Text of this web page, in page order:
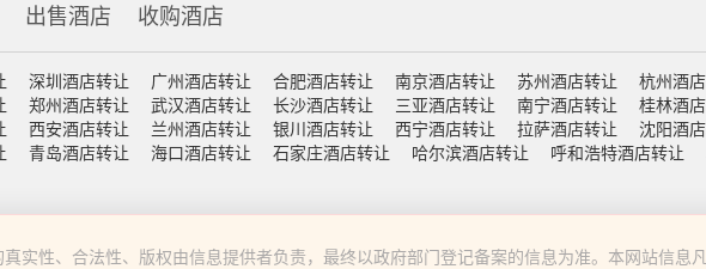
出售酒店 收购酒店
深圳酒店转让 广州酒店转让 合肥酒店转让 南京酒店转让 苏州酒店转让 杭州酒
郑州酒店转让 武汉酒店转让 长沙酒店转让 三亚酒店转让 南宁酒店转让 桂林酒
西安酒店转让 兰州酒店转让 银川酒店转让 西宁酒店转让 拉萨酒店转让 沈阳酒
青岛酒店转让 海口酒店转让 石家庄酒店转让 哈尔滨酒店转让 呼和浩特酒店转让
实性、合法性、版权由信息提供者负责，最终以政府部门登记备案的信息为准。本网站信息